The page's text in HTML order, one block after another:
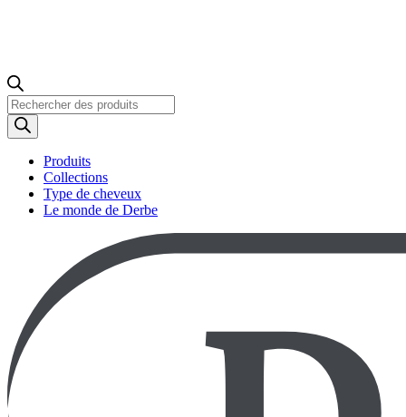
Recherche
de
produits
Produits
Collections
Type de cheveux
Le monde de Derbe